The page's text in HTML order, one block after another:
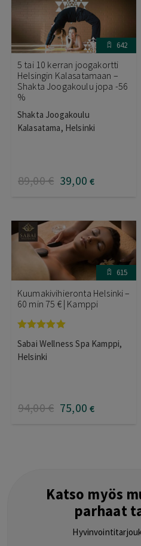
642
5 tai 10 kerran joogakortti
Helsingin Kalasatamaan –
Shakta Joogakoulu jopa -56
%
Shakta Joogakoulu
Kalasatama, Helsinki
89,00€ 39,00 €
615
Kuumakivihieronta Helsinki –
60 min 75 € | Kamppi
tuotteesta:
5.00/ 5
Sabai Wellness Spa Kamppi,
Helsinki
94,00€ 75,00 €
Katso myös
parhaat